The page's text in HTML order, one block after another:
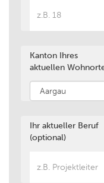
Kanton Ihres
aktuellen
Ihr aktueller Beruf
(optional)